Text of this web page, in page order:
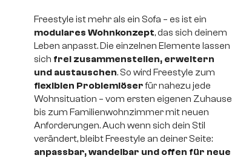
Freestyle ist mehr als ein Sofa – es ist ein
modulares Wohnkonzept, das sich deinem
Leben anpasst. Die einzelnen Elemente lassen
sich frei zusammenstellen, erweitern
und austauschen. So wird Freestyle zum
flexiblen Problemlöserfür nahezu jede
Wohnsituation – vom ersten eigenen Zuhause
bis zum Familienwohnzimmer mit neuen
Anforderungen. Auch wenn sich dein Stil
verändert, bleibt Freestyle an deiner Seite:
anpassbar, wandelbar und offen für neue